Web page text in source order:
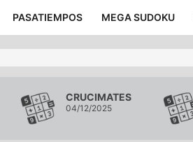
PASATIEMPOS MEGA SUDOKU
CRUCIMATES
04/12/2025